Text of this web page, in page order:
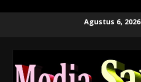
Agustus 6, 2026